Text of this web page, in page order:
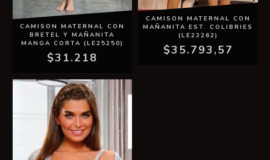
CAMISON MATERNAL CON
BRETEL Y MAÑANITA
MANGA CORTA (LE25250)
$31.218
CAMISON MATERNAL CON
MAÑANITA EST. COLIBRIES
(LE23262)
$35.793,57